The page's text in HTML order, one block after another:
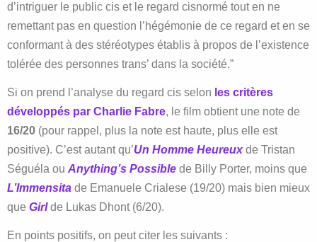
d’intriguer le public cis et le regard cisnormé tout en ne
remettant pas en question l’hégémonie de ce regard et en se
conformant à des stéréotypes établis à propos de l’existence
tolérée des personnes trans’ dans la société.”
Si on prend l’analyse du regard cis selon les critères
développés par Charlie Fabre, le film obtient une note de
16/20 (pour rappel, plus la note est haute, plus elle est
positive). C’est autant qu’Un Homme Heureuxde Tristan
Séguéla ou Anything’s Possible de Billy Porter, moins que
L’Immensita de Emanuele Crialese (19/20) mais bien mieux
que Girlde Lukas Dhont (6/20).
En points positifs, on peut citer les suivants :